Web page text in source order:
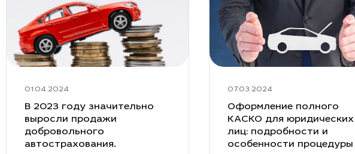
01.04.2024
В 2023 году значительно
выросли продажи
добровольного
автострахования.
07.03.2024
Оформление полного
КАСКО для юридических
лиц: подробности и
особенности процедуры